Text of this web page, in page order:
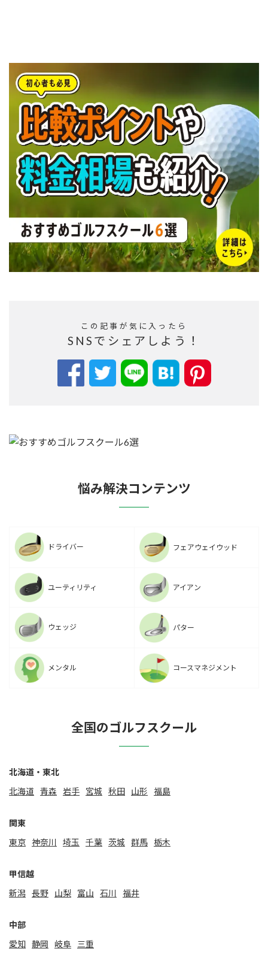
この記事が気に入ったら
SNSでシェアしよう！
悩み解決コンテンツ
ドライバー フェアウェイウッド
ユーティリティ アイアン
ウェッジ パター
メンタル コースマネジメント
全国のゴルフスクール
北海道・東北
北海道 ⻘森 岩手 宮城 秋田 山形 福島
関東
東京 神奈川 埼玉 千葉 茨城 群馬 栃木
甲信越
新潟 ⻑野 山梨 富山 石川 福井
中部
愛知 静岡 岐阜 三重